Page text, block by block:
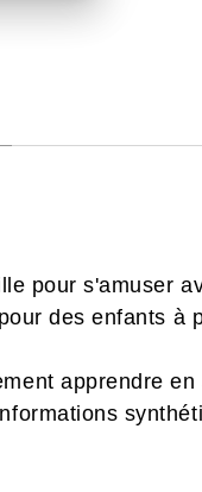
pour s'amuser
des enfants à
apprendre